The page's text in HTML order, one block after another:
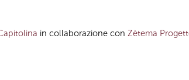
in collaborazione con Zètema